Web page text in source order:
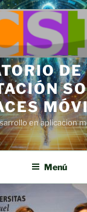
DE
en aplicacion
Menú